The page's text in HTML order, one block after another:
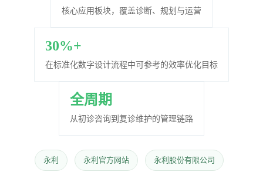
核心应用板块，覆盖诊断、规划与运营
30%+
在标准化数字设计流程中可参考的效率优化目标
全周期
从初诊咨询到复诊维护的管理链路
永利 永利官方网站 永利股份有限公司